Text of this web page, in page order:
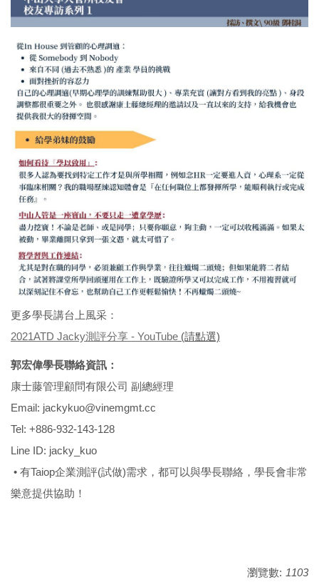
更多學長講台上風采：
2021ATD Jacky測評分享 - YouTube (請點選)
郭宏偉學長聯絡資訊：
康士藤管理顧問有限公司 副總經理
Email: jackykuo@vinemgmt.cc
Tel: +886-932-143-128
Line ID: jacky_kuo
• 有Taiop企業測評(試做)需求，都可以與學長聯絡，學長會非常
樂意提供協助！
瀏覽數: 1103